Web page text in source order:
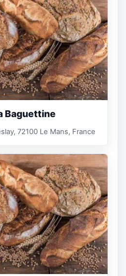
Baguettine
72100 Le Mans, France